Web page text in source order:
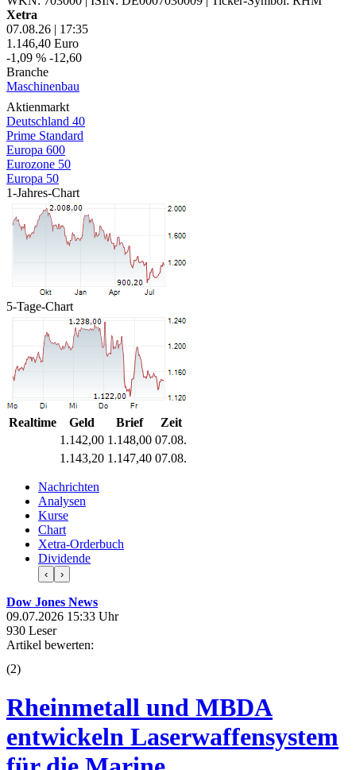
Xetra
07.08.26 | 17:35
1.146,40 Euro
-1,09 % -12,60
Branche
Maschinenbau
Aktienmarkt
Deutschland 40
Prime Standard
Europa 600
Eurozone 50
Europa 50
1-Jahres-Chart
5-Tage-Chart
Realtime Geld Brief
Zeit
1.142,00 1.148,00 07.08.
1.143,20 1.147,40 07.08.
Nachrichten
Analysen
Kurse
Chart
Xetra-Orderbuch
Dividende
‹ ›
Dow Jones News
09.07.2026 15:33 Uhr
930 Leser
Artikel bewerten:
(2)
Rheinmetall und MBDA
entwickeln Laserwaffensystem